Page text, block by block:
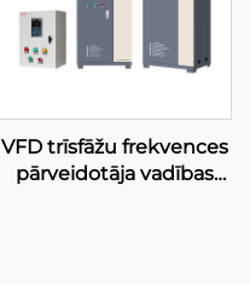
VFD trīsfāžu frekvences
pārveidotāja vadības